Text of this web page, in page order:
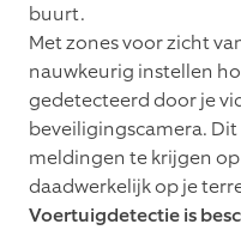
buurt.
Met zones voor zicht
nauwkeurig instellen
gedetecteerd door je
beveiligingscamera.
meldingen te krijgen
daadwerkelijk op je
Voertuigdetectie is